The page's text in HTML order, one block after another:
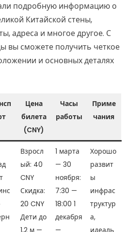
подробную информацию о
Китайской стены,
адреса и многое другое. С
вы сможете получить четкое
и основных деталях
Цена
билета
(CNY)
Часы
работы
Приме
чания
Взросл
ый: 40
CNY
Скидка:
20 CNY
Дети до
1,2 м —
1 марта
— 30
ноября:
7:30 —
18:00 1
декабря
—
Хорошо
развит
ы
инфрас
труктур
а,
идеаль